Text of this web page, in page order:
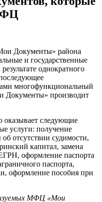
Документы» района
и государственные
однократного
многофункциональный
Документы» производит
следующие
услуги: получение
об отсутствии судимости,
капитал, замена
оформление паспорта
паспорта,
оформление пособия при
МФЦ «Мои